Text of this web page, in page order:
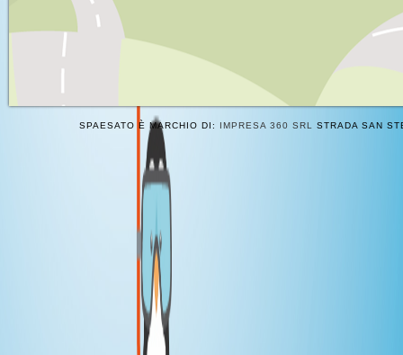
SPAESATO È MARCHIO DI: IMPRESA 360 SRL STRADA SAN